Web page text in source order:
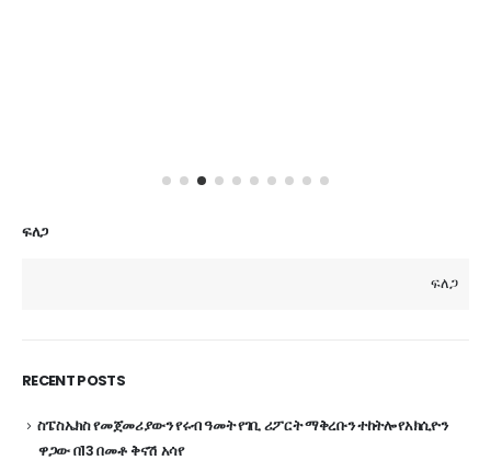
ፍለጋ
ፍለጋ
RECENT POSTS
ስፔስኤክስ የመጀመሪያውን የሩብ ዓመት የገቢ ሪፖርት ማቅረቡን ተከትሎ የአክሲዮን
ዋጋው በ13 በመቶ ቅናሽ አሳየ